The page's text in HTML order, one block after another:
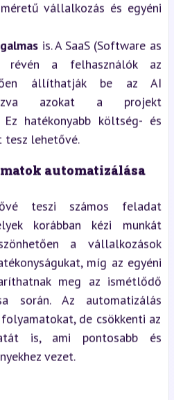
vállalkozás és egyéni
is. A SaaS (Software as
révén a felhasználók az
állíthatják be az AI
azokat a projekt
Ez hatékonyabb költség- és
tesz lehetővé.
automatizálása
teszi számos feladat
korábban kézi munkát
a vállalkozások
míg az egyéni
meg az ismétlődő
során. Az automatizálás
de csökkenti az
is, ami pontosabb és
vezet.